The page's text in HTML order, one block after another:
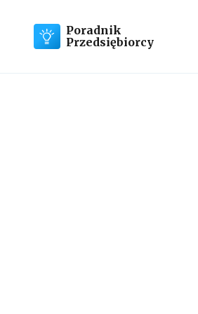
Poradnik
Przedsiębiorcy